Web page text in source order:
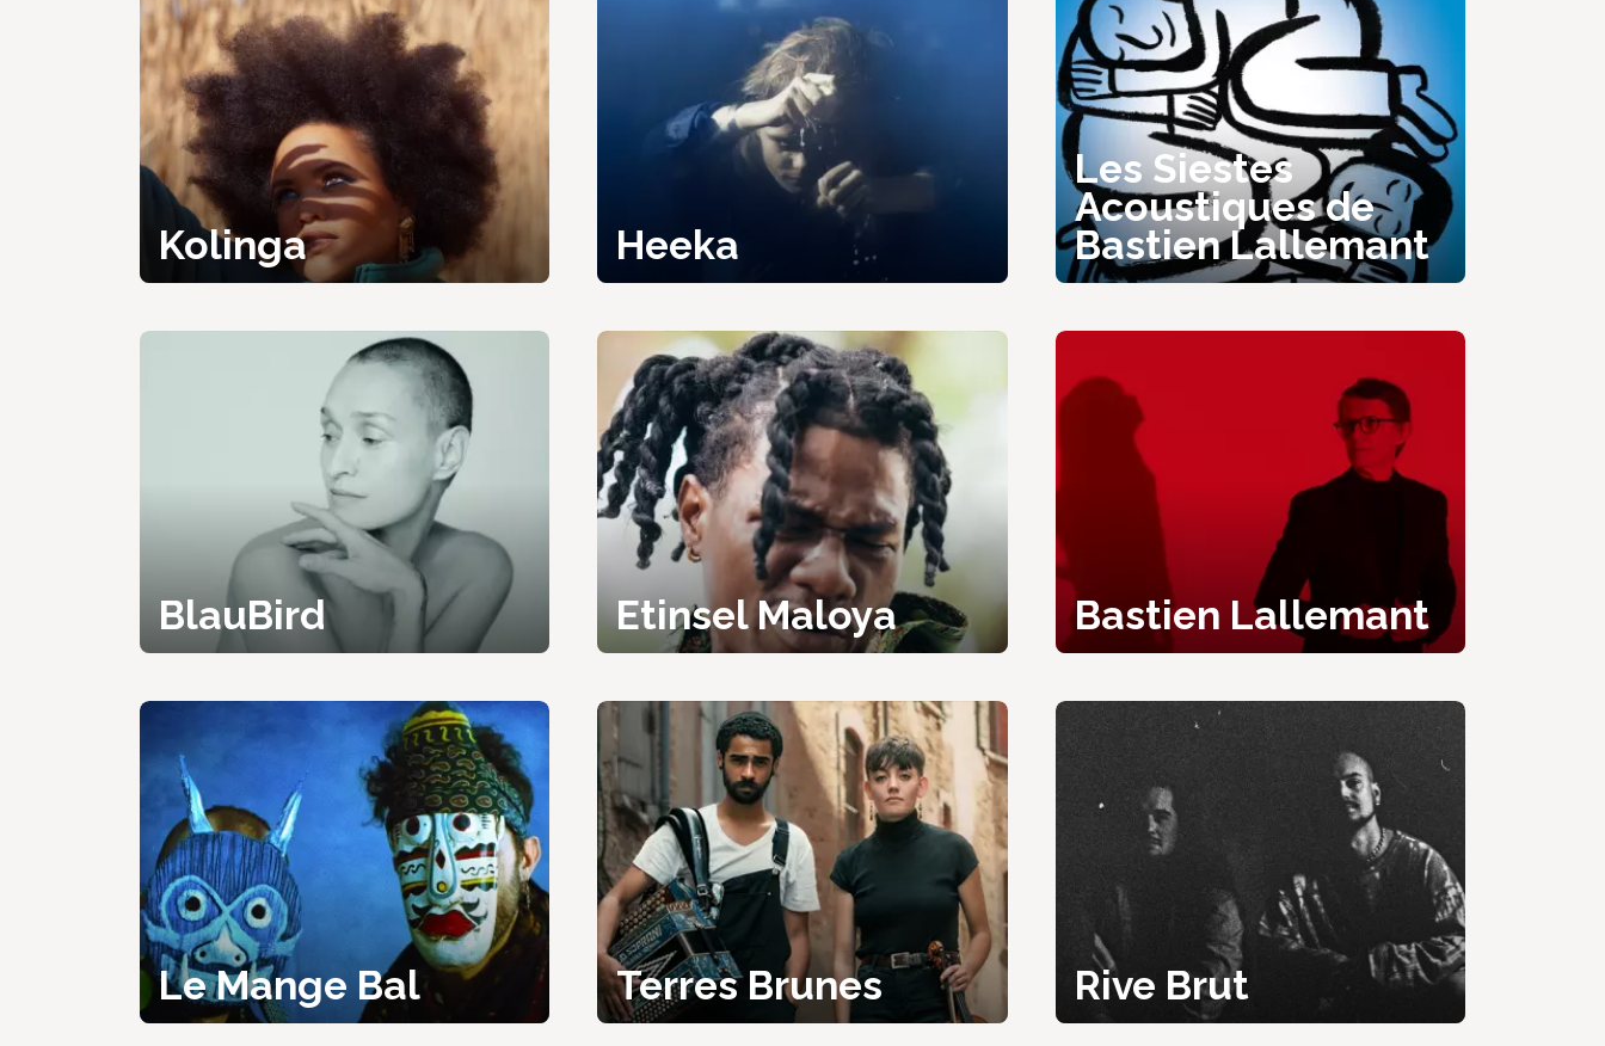
Kolinga Heeka
Les Siestes
Acoustiques de
Bastien Lallemant
BlauBird Etinsel Maloya Bastien Lallemant
Le Mange Bal Terres Brunes Rive Brut